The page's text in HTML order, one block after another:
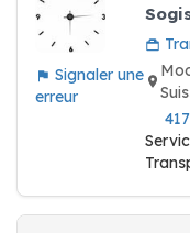
Signaler une
erreur